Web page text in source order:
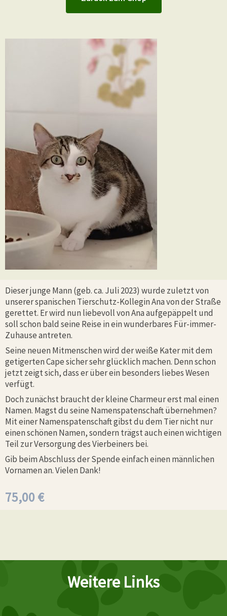
Dieser junge Mann (geb. ca. Juli 2023) wurde zuletzt von
unserer spanischen Tierschutz-Kollegin Ana von der Straße
gerettet. Er wird nun liebevoll von Ana aufgepäppelt und
soll schon bald seine Reise in ein wunderbares Für-immer-
Zuhause antreten.
Seine neuen Mitmenschen wird der weiße Kater mit dem
getigerten Cape sicher sehr glücklich machen. Denn schon
jetzt zeigt sich, dass er über ein besonders liebes Wesen
verfügt.
Doch zunächst braucht der kleine Charmeur erst mal einen
Namen. Magst du seine Namenspatenschaft übernehmen?
Mit einer Namenspatenschaft gibst du dem Tier nicht nur
einen schönen Namen, sondern trägst auch einen wichtigen
Teil zur Versorgung des Vierbeiners bei.
Gib beim Abschluss der Spende einfach einen männlichen
Vornamen an. Vielen Dank!
75,00 €
Weitere Links